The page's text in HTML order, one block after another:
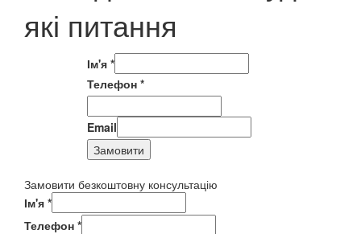
які питання
Ім'я *
Телефон *
Email
Замовити
Замовити безкоштовну консультацію
Ім'я *
Телефон *